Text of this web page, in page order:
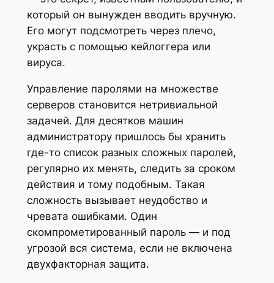
который он вынужден вводить вручную.
Его могут подсмотреть через плечо,
украсть с помощью кейлоггера или
вируса.
Управление паролями на множестве
серверов становится нетривиальной
задачей. Для десятков машин
администратору пришлось бы хранить
где-то список разных сложных паролей,
регулярно их менять, следить за сроком
действия и тому подобным. Такая
сложность вызывает неудобство и
чревата ошибками. Один
скомпрометированный пароль — и под
угрозой вся система, если не включена
двухфакторная защита.